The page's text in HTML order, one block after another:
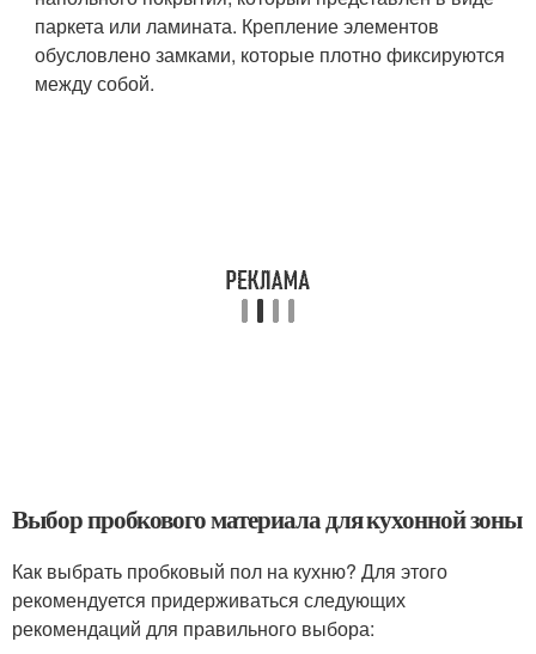
паркета или ламината. Крепление элементов
обусловлено замками, которые плотно фиксируются
между собой.
Выбор пробкового материала для кухонной зоны
Как выбрать пробковый пол на кухню? Для этого
рекомендуется придерживаться следующих
рекомендаций для правильного выбора: